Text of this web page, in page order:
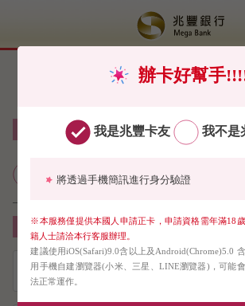
線上申請信用卡免郵寄（限申
約約定條款
請下拉選單選擇您要申請的信
辦卡好幫手
我是兆豐卡友 我不是
將透過手機簡訊進行身分驗證
※本服務僅提供本國人申請正卡，申請資格需年滿18
籍人士請洽本行客服辦理。
建議使用iOS(Safari)9.0含以上及Android(Chrome)5.0
用手機自建瀏覽器(小米、三星、LINE瀏覽器)，可能
法正常運作。